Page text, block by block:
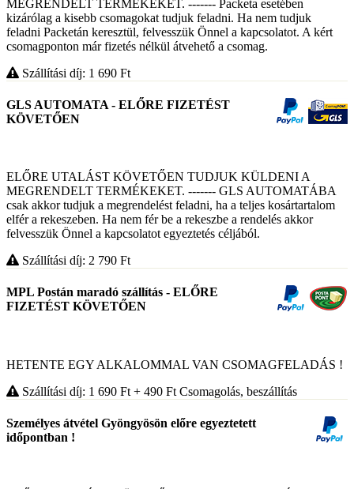
MEGRENDELT TERMÉKEKET. ------- Packeta esetében
kizárólag a kisebb csomagokat tudjuk feladni. Ha nem tudjuk
feladni Packetán keresztül, felvesszük Önnel a kapcsolatot. A kért
csomagponton már fizetés nélkül átvehető a csomag.
Szállítási díj: 1 690 Ft
GLS AUTOMATA - ELŐRE FIZETÉST
KÖVETŐEN
ELŐRE UTALÁST KÖVETŐEN TUDJUK KÜLDENI A
MEGRENDELT TERMÉKEKET. ------- GLS AUTOMATÁBA
csak akkor tudjuk a megrendelést feladni, ha a teljes kosártartalom
elfér a rekeszeben. Ha nem fér be a rekeszbe a rendelés akkor
felvesszük Önnel a kapcsolatot egyeztetés céljából.
Szállítási díj: 2 790 Ft
MPL Postán maradó szállítás - ELŐRE
FIZETÉST KÖVETŐEN
HETENTE EGY ALKALOMMAL VAN CSOMAGFELADÁS !
Szállítási díj: 1 690 Ft + 490 Ft Csomagolás, beszállítás
Személyes átvétel Gyöngyösön előre egyeztetett
időpontban !